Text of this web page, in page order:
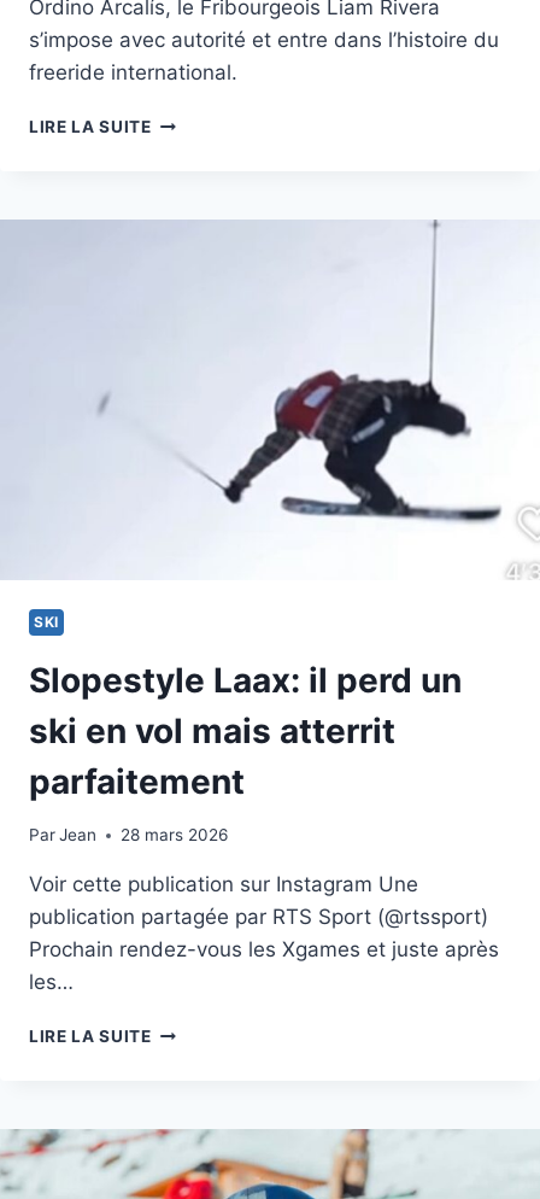
Ordino Arcalís, le Fribourgeois Liam Rivera
s’impose avec autorité et entre dans l’histoire du
freeride international.
LIRE LA SUITERUN
MONDE,
SKI
Slopestyle Laax: il perd un
ski en vol mais atterrit
parfaitement
ParJean
18 janvier 202628 mars 2026
Voir cette publication sur Instagram Une
publication partagée par RTS Sport (@rtssport)
Prochain rendez-vous les Xgames et juste après
les…
LIRE LA SUITESLOPESTYLE
UN
EN